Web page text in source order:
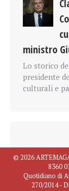
ministro
Lo storico
presidente
culturali e
© 2026
8360
Quotidiano di
270/2014 -